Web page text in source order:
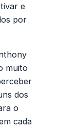
e
por
muito
dos
o
cada